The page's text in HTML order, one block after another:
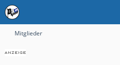
Mitglieder